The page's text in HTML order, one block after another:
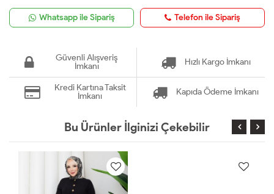
Whatsapp ile Sipariş Telefon ile Sipariş
Güvenli Alışveriş
İmkanı
Hızlı Kargo İmkanı
Kredi Kartına Taksit
İmkanı
Kapıda Ödeme İmkanı
Bu Ürünler İlginizi Çekebilir